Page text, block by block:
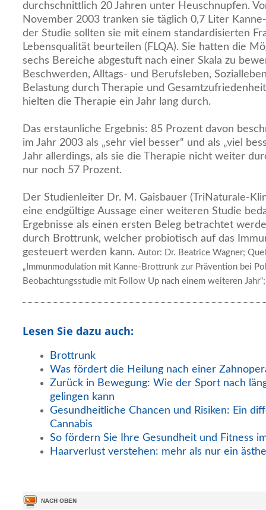
durchschnittlich 20 Jahren unter Heuschnupfen.
November 2003 tranken sie täglich 0,7 Liter
der Studie sollten sie mit einem standardisierten
Lebensqualität beurteilen (FLQA). Sie hatten die
sechs Bereiche abgestuft nach einer Skala zu
Beschwerden, Alltags- und Berufsleben,
Belastung durch Therapie und
hielten die Therapie ein Jahr lang durch.
Das erstaunliche Ergebnis: 85 Prozent davon
im Jahr 2003 als „sehr viel besser“ und als „viel
Jahr allerdings, als sie die Therapie nicht weiter
nur noch 57 Prozent.
Der Studienleiter Dr. M. Gaisbauer (TriNaturale-
eine endgültige Aussage einer weiteren Studie
Ergebnisse als einen ersten Beleg betrachtet
durch Brottrunk, welcher probiotisch auf das
gesteuert werden kann. Autor: Dr. Beatrice Wagner;
„Immunmodulation mit Kanne-Brottrunk zur Prävention bei
Beobachtungsstudie mit Follow Up nach einem weiteren
Lesen Sie dazu auch:
Brottrunk
Was fördert die Heilung nach einer
Zurück in Bewegung: Wie der Sport nach
gelingen kann
Gesundheitliche Chancen und Risiken: Ein
Cannabis
So fördern Sie Ihre Gesundheit und Fitness
Haarverlust verstehen: mehr als nur ein